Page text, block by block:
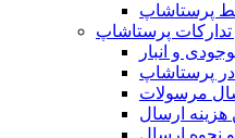
پرستاشاپ
پرستاشاپ
و انبار
پرستاشاپ
مرسولات
هزینه ارسال
نحوه ارسال